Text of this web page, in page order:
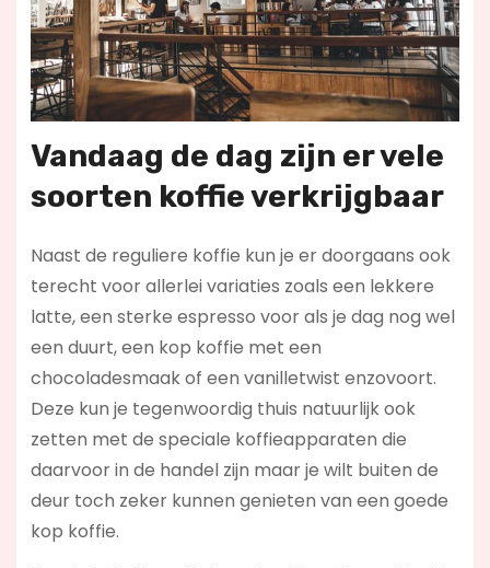
Vandaag de dag zijn er vele
soorten koffie verkrijgbaar
Naast de reguliere koffie kun je er doorgaans ook
terecht voor allerlei variaties zoals een lekkere
latte, een sterke espresso voor als je dag nog wel
een duurt, een kop koffie met een
chocoladesmaak of een vanilletwist enzovoort.
Deze kun je tegenwoordig thuis natuurlijk ook
zetten met de speciale koffieapparaten die
daarvoor in de handel zijn maar je wilt buiten de
deur toch zeker kunnen genieten van een goede
kop koffie.